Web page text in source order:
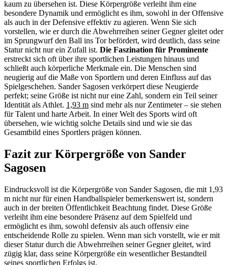
kaum zu übersehen ist. Diese Körpergröße verleiht ihm eine
besondere Dynamik und ermöglicht es ihm, sowohl in der Offensive
als auch in der Defensive effektiv zu agieren. Wenn Sie sich
vorstellen, wie er durch die Abwehrreihen seiner Gegner gleitet oder
im Sprungwurf den Ball ins Tor befördert, wird deutlich, dass seine
Statur nicht nur ein Zufall ist. Die Faszination für Prominente
erstreckt sich oft über ihre sportlichen Leistungen hinaus und
schließt auch körperliche Merkmale ein. Die Menschen sind
neugierig auf die Maße von Sportlern und deren Einfluss auf das
Spielgeschehen. Sander Sagosen verkörpert diese Neugierde
perfekt; seine Größe ist nicht nur eine Zahl, sondern ein Teil seiner
Identität als Athlet. 1,93 m sind mehr als nur Zentimeter – sie stehen
für Talent und harte Arbeit. In einer Welt des Sports wird oft
übersehen, wie wichtig solche Details sind und wie sie das
Gesamtbild eines Sportlers prägen können.
Fazit zur Körpergröße von Sander
Sagosen
Eindrucksvoll ist die Körpergröße von Sander Sagosen, die mit 1,93
m nicht nur für einen Handballspieler bemerkenswert ist, sondern
auch in der breiten Öffentlichkeit Beachtung findet. Diese Größe
verleiht ihm eine besondere Präsenz auf dem Spielfeld und
ermöglicht es ihm, sowohl defensiv als auch offensiv eine
entscheidende Rolle zu spielen. Wenn man sich vorstellt, wie er mit
dieser Statur durch die Abwehrreihen seiner Gegner gleitet, wird
zügig klar, dass seine Körpergröße ein wesentlicher Bestandteil
seines sportlichen Erfolgs ist.